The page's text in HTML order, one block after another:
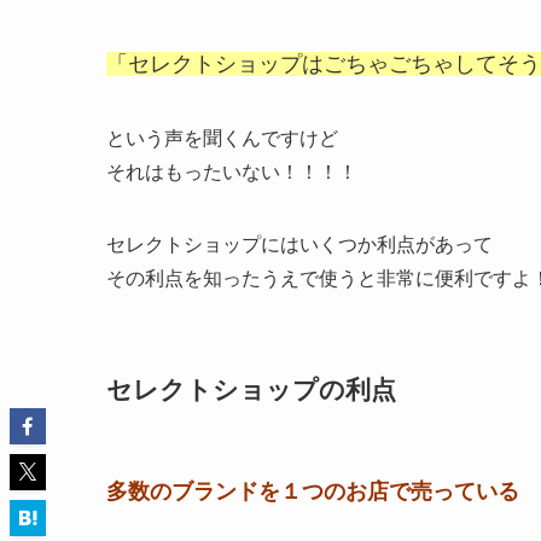
「セレクトショップはごちゃごちゃしてそ
という声を聞くんですけど
それはもったいない！！！！
セレクトショップにはいくつか利点があって
その利点を知ったうえで使うと非常に便利ですよ
セレクトショップの利点
多数のブランドを１つのお店で売っている